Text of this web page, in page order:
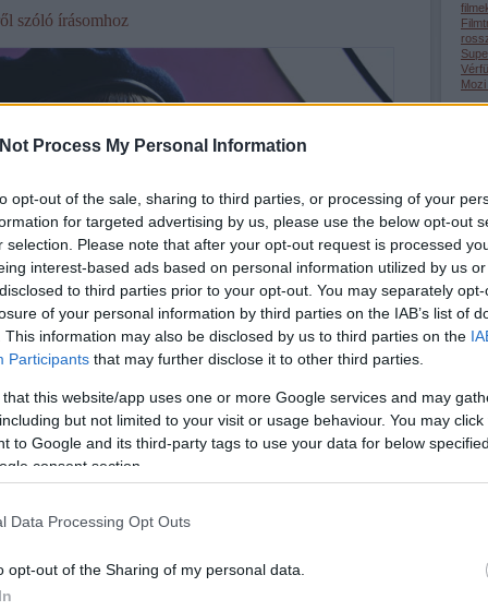
Process My Personal Information
opt-out of the sale, sharing to third parties, or processing of your
for targeted advertising by us, please use the below opt-out
selection. Please note that after your opt-out request is processed
interest-based ads based on personal information utilized by us
to third parties prior to your opt-out. You may separately
of your personal information by third parties on the IAB’s list of
This information may also be disclosed by us to third parties on the
Participants that may further disclose it to other third parties.
that this website/app uses one or more Google services and may
but not limited to your visit or usage behaviour. You may
to Google and its third-party tags to use your data for below
consent section.
Data Processing Opt Outs
opt-out of the Sharing of my personal data.
Mini-
szóló írásomhoz
rá aRendezői Változatra! Sokkal több benne a durva
és több a kis látványbeli részlet, ami az eredeti
parfüm reklámja, a Gunga Diner, vagy a Piramis
Nagyon tetszett, hogy a mozis verzióban csak egy
című képregényt olvasva, itt
kap. Többször láthatjuk a súlyos döntés előtt álló
a kontyosok (egy huligánbanda) és a
a képregényben nagyon sokkoló Hollis Mason-jelenet